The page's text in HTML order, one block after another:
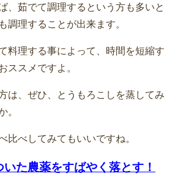
、茹でて調理するという方も多いと
調理することが出来ます。
料理する事によって、時間を短縮す
ススメですよ。
は、ぜひ、とうもろこしを蒸してみ
。
比べしてみてもいいですね。
いた農薬をすばやく落とす！